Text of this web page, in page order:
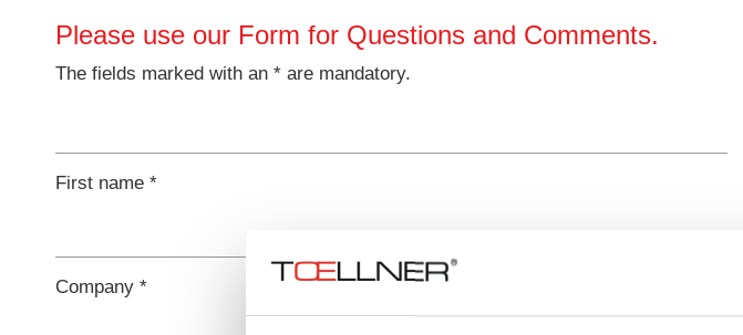
Please use our Form for Questions and Comments.
The fields marked with an * are mandatory.
First name *
Company *